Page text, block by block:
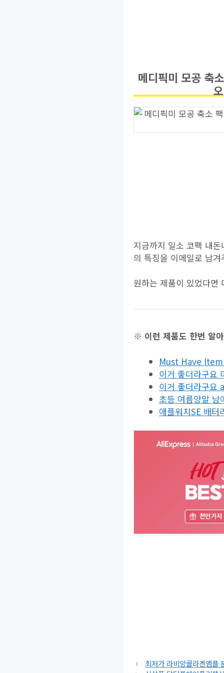
메디픽미 모공 축
지금까지 일소 코팩 내
의 특징을 이메일로 남
원하는 제품이 있었다면
※ 이런 제품도 한번 알
Must Have Item
이거 좋더라구요
이거 좋더라구요
초등 여름양말 남
애플워치SE 배터
최저가 라비앙콜라겐앰플